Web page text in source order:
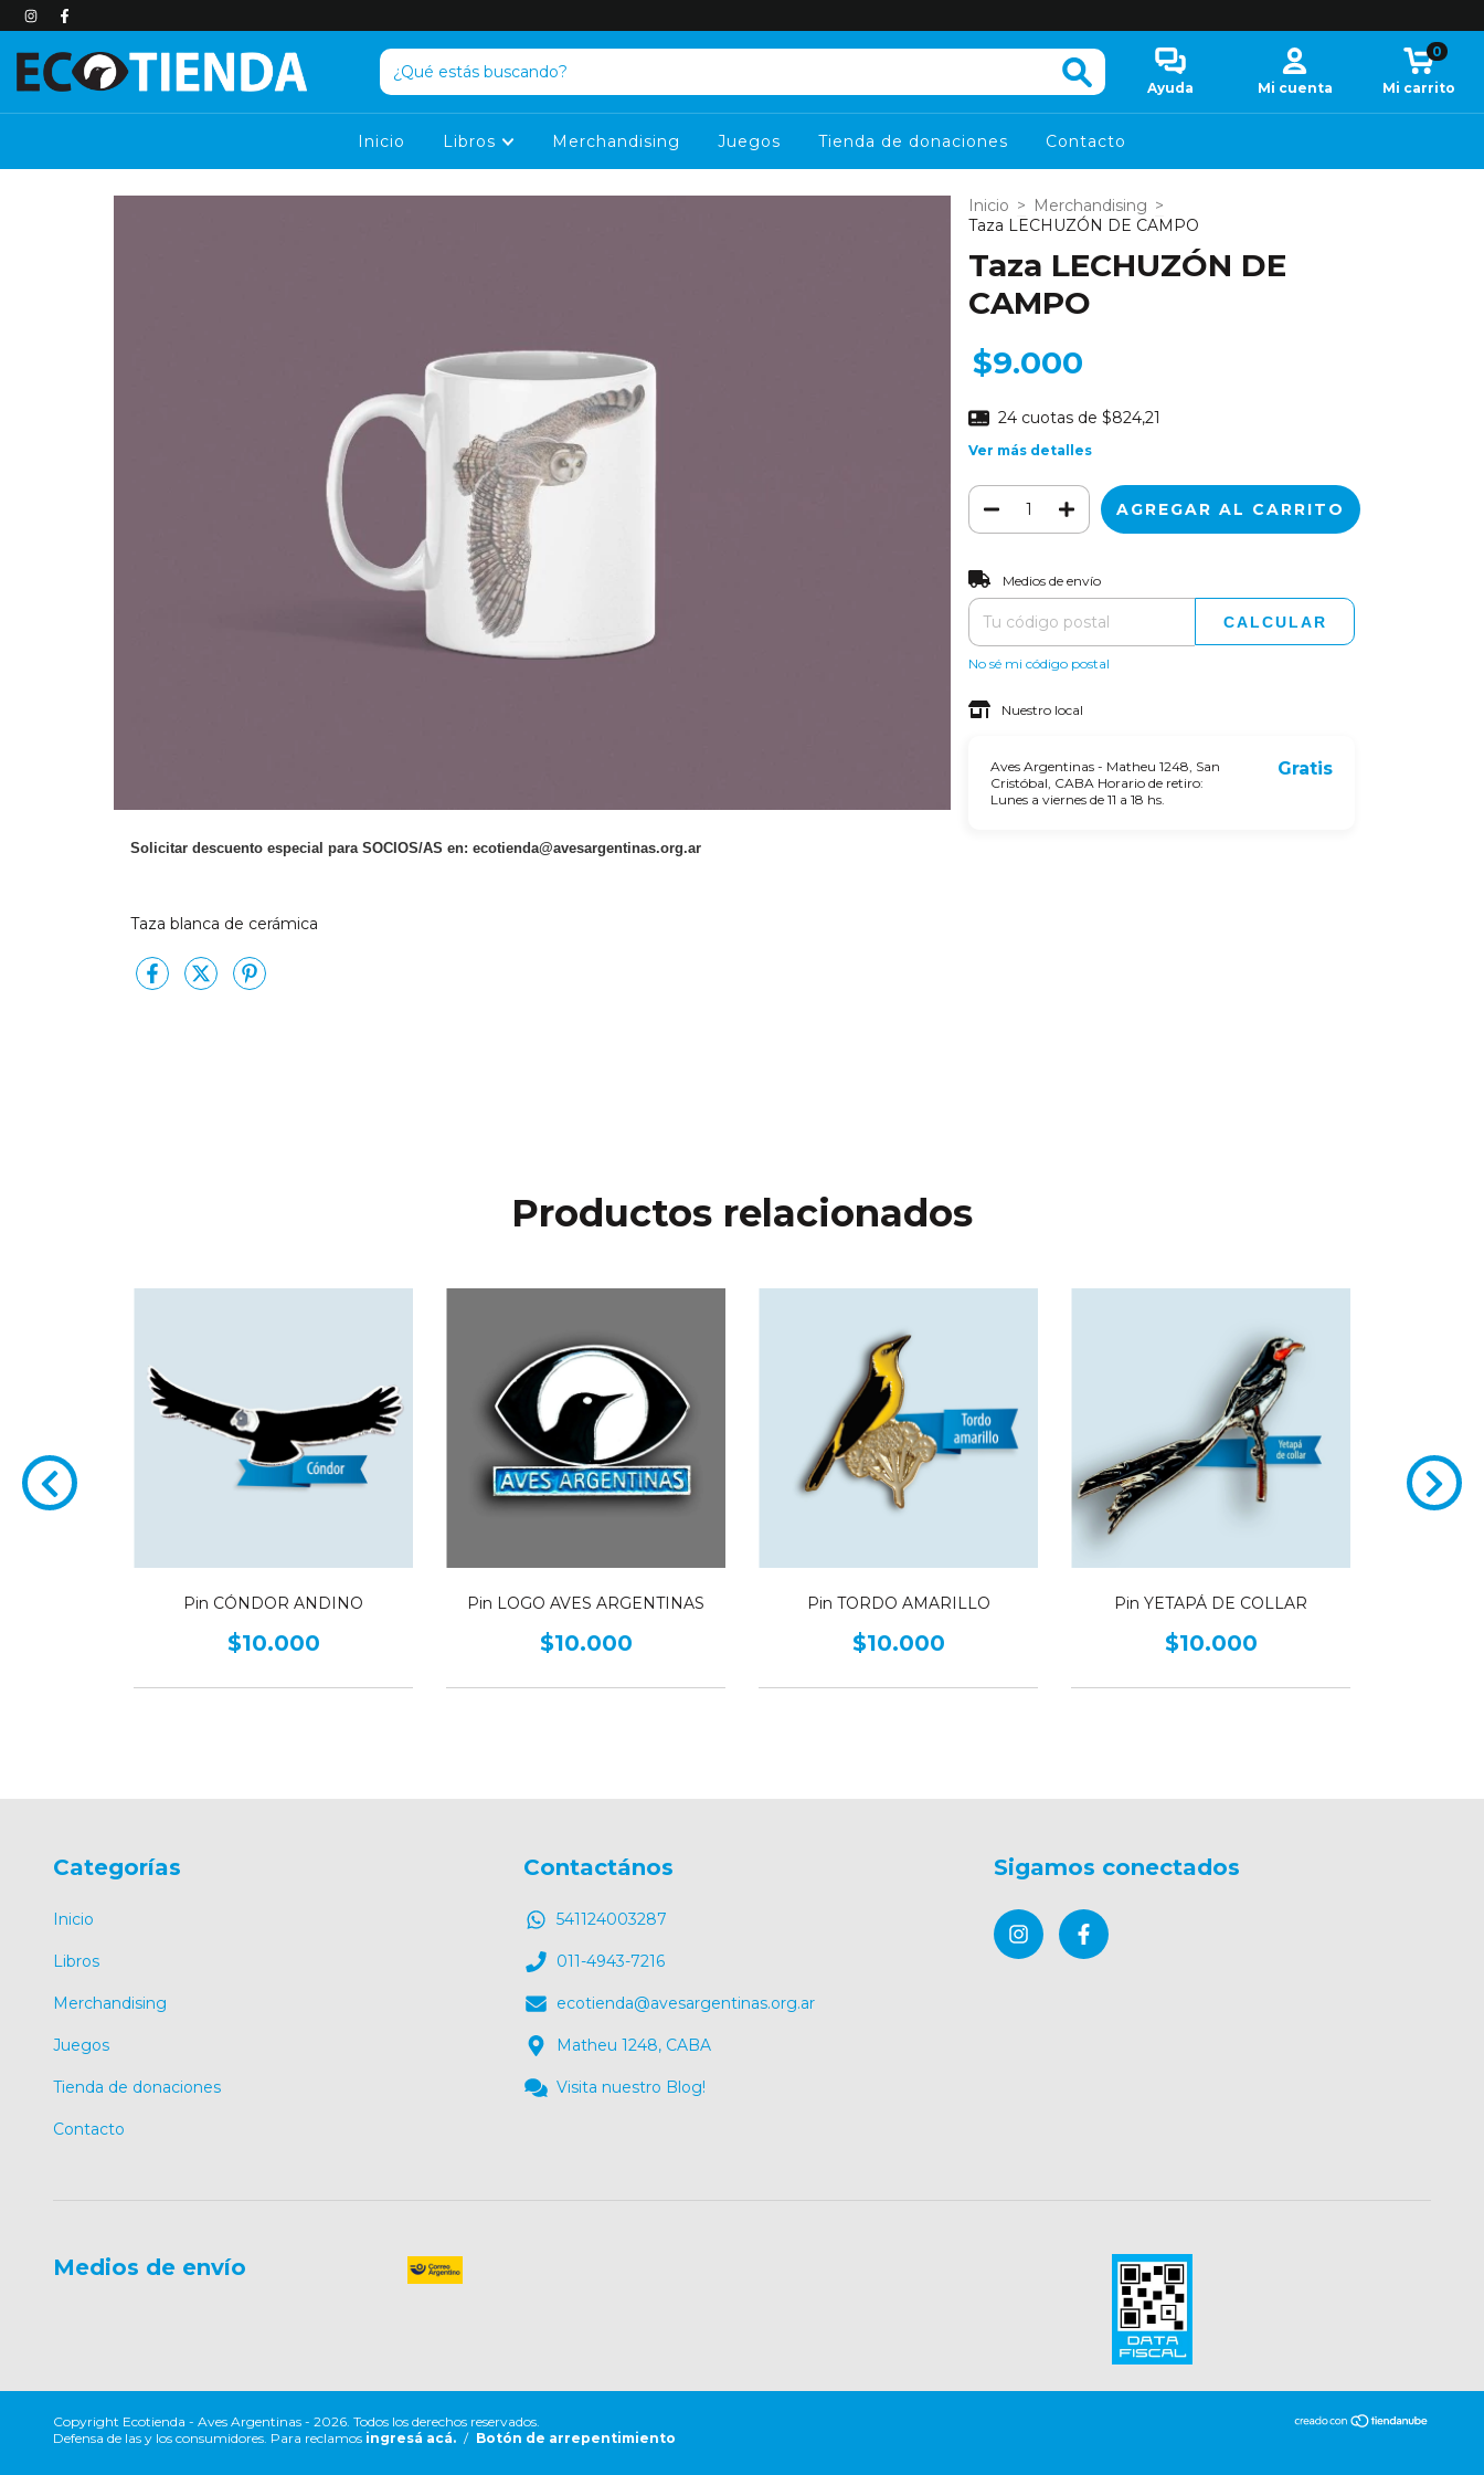
Ayuda Mi cuenta Mi carrito
0
Inicio Libros Merchandising Juegos Tienda de donaciones Contacto
Solicitar descuento especial para SOCIOS/AS en: ecotienda@avesargentinas.org.ar
Taza blanca de cerámica
Inicio > Merchandising >
Taza LECHUZÓN DE CAMPO
Taza LECHUZÓN DE
CAMPO
$9.000
24 cuotas de $824,21
Ver más detalles
Entregas para el CP:
Medios de envío
CALCULAR
No sé mi código postal
Nuestro local
Aves Argentinas - Matheu 1248, San
Cristóbal, CABA Horario de retiro:
Lunes a viernes de 11 a 18 hs.
Gratis
Productos relacionados
Pin CÓNDOR ANDINO
$10.000
Pin LOGO AVES ARGENTINAS
$10.000
Pin TORDO AMARILLO
$10.000
Pin YETAPÁ DE COLLAR
$10.000
Categorías
Inicio
Libros
Merchandising
Juegos
Tienda de donaciones
Contacto
Contactános
541124003287
011-4943-7216
ecotienda@avesargentinas.org.ar
Matheu 1248, CABA
Visita nuestro Blog!
Sigamos conectados
Medios de envío
Copyright Ecotienda - Aves Argentinas - 2026. Todos los derechos reservados.
Defensa de las y los consumidores. Para reclamos ingresá acá. / Botón de arrepentimiento